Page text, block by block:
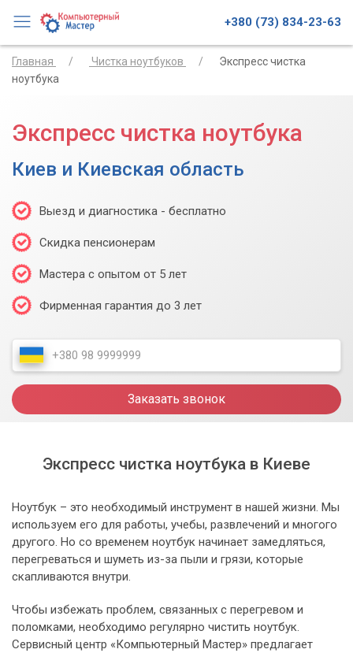
+380 (73) 834-23-63
Главная Чистка ноутбуков
Экспресс чистка
ноутбука
Экспресс чистка ноутбука
Киев и Киевская область
Выезд и диагностика - бесплатно
Скидка пенсионерам
Мастера с опытом от 5 лет
Фирменная гарантия до 3 лет
Заказать звонок
Экспресс чистка ноутбука в Киеве
Ноутбук – это необходимый инструмент в нашей жизни. Мы
используем его для работы, учебы, развлечений и многого
другого. Но со временем ноутбук начинает замедляться,
перегреваться и шуметь из-за пыли и грязи, которые
скапливаются внутри.
Чтобы избежать проблем, связанных с перегревом и
поломками, необходимо регулярно чистить ноутбук.
Сервисный центр «Компьютерный Мастер» предлагает